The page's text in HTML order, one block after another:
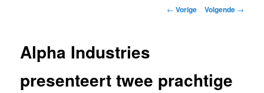
Bericht
← Vorige Volgende →
Alpha Industries
presenteert twee prachtige